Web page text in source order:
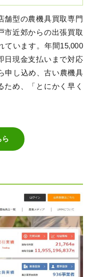
舗型の農機具買取専門
市近郊からの出張買取
ています。年間15,000
日現金支払いまで対応
申し込め、古い農機具
め、「とにかく早く
ら